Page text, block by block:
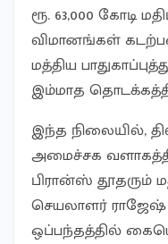
ரூ. 63,000 கோடி
விமானங்கள்
மத்திய
இம்மாத
இந்த நிலையில்,
அமைச்சக
பிரான்ஸ் தூதரும்
செயலாளர் ராஜேஷ்
ஒப்பந்தத்தில்